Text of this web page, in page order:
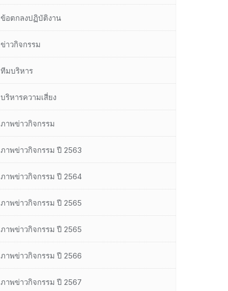
ข้อตกลงปฏิบัติงาน
ข่าวกิจกรรม
ทีมบริหาร
บริหารความเสี่ยง
ภาพข่าวกิจกรรม
ภาพข่าวกิจกรรม ปี 2563
ภาพข่าวกิจกรรม ปี 2564
ภาพข่าวกิจกรรม ปี 2565
ภาพข่าวกิจกรรม ปี 2565
ภาพข่าวกิจกรรม ปี 2566
ภาพข่าวกิจกรรม ปี 2567